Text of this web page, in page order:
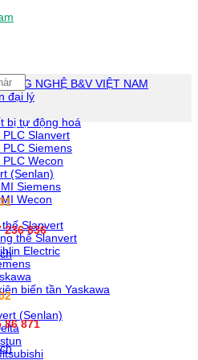
NGHỆ B&V VIỆT NAM
đại lý
bị tự động hoá
Slanvert
Siemens
Wecon
(Senlan)
Siemens
Wecon
Slanvert
thế Slanvert
Electric
biến tần Yaskawa
(Senlan)
236 836
86 871